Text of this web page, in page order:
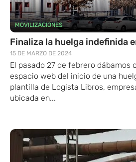
MOVILIZACIONES
Finaliza la huelga indefinida
15 DE MARZO DE 2024
El pasado 27 de febrero dábamos
espacio web del inicio de una
plantilla de Logista Libros,
ubicada en...